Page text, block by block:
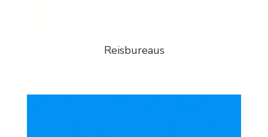
Reisbureaus